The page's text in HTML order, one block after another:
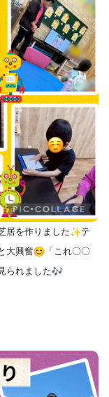
居を作りました
テ
大興奮
「これ〇〇
られました